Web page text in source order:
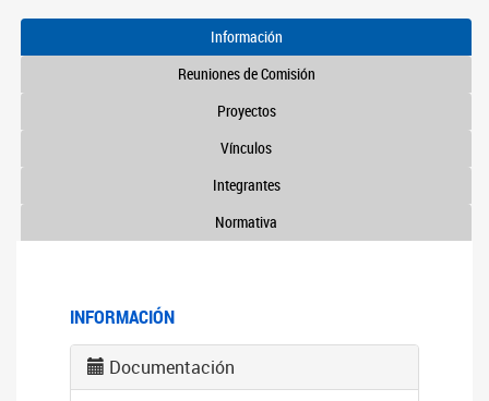
Información
Reuniones de Comisión
Proyectos
Vínculos
Integrantes
Normativa
INFORMACIÓN
Documentación